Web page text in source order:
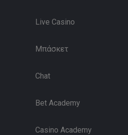
Live Casino
Μπάσκετ
Chat
Bet Academy
Casino Academy